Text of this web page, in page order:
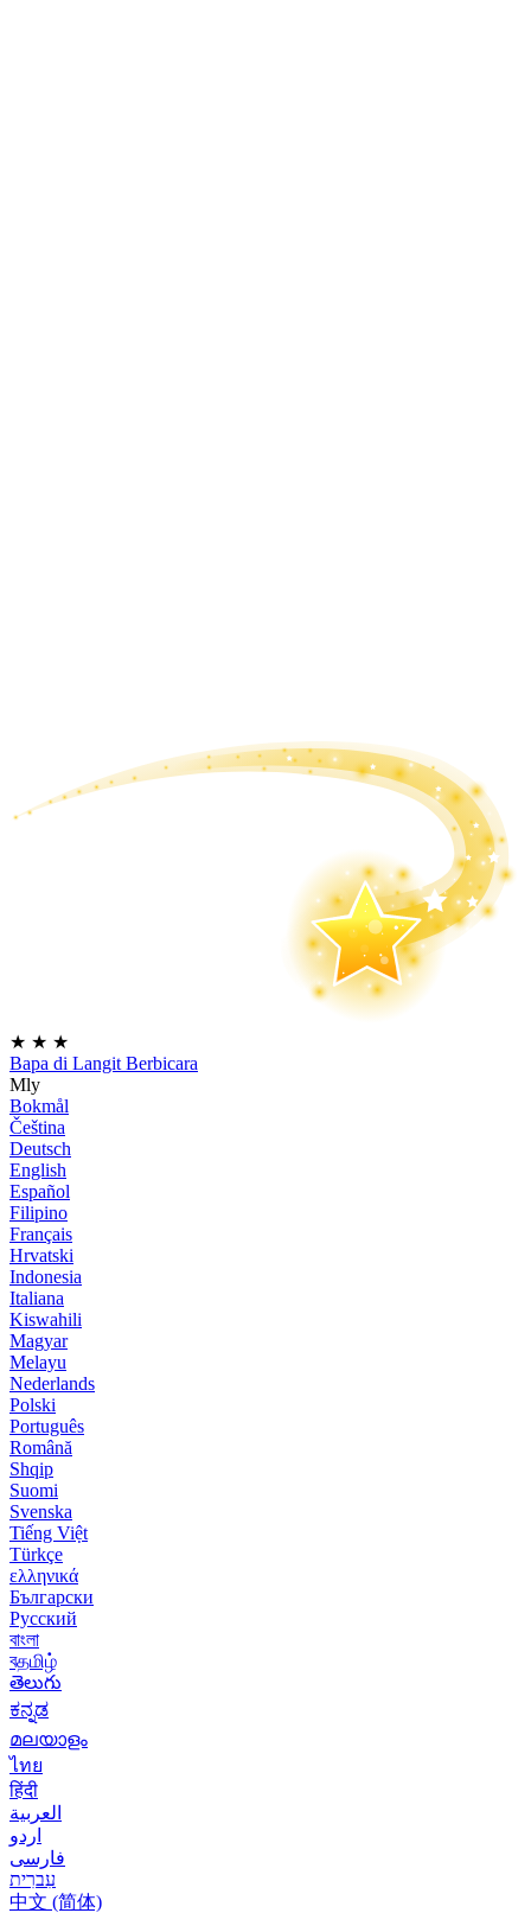
★ ★ ★
Bapa di Langit Berbicara
Mly
Bokmål
Čeština
Deutsch
English
Español
Filipino
Français
Hrvatski
Indonesia
Italiana
Kiswahili
Magyar
Melayu
Nederlands
Polski
Português
Română
Shqip
Suomi
Svenska
Tiếng Việt
Türkçe
ελληνικά
Български
Русский
বাংলা
বதமிழ்
తెలుగు
ಕನ್ನಡ
മലയാളം
ไทย
हिंदी
العربية
اردو
فارسی
עִברִית
中文 (简体)